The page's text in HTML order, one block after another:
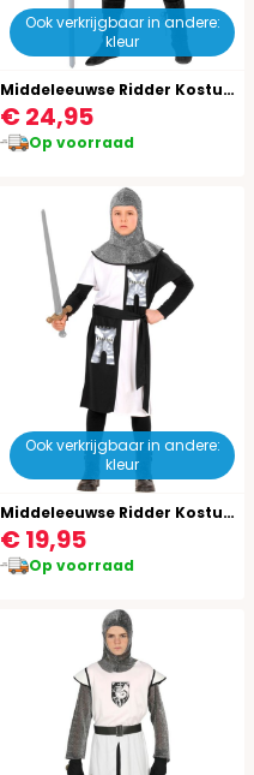
Ook verkrijgbaar in andere:
kleur
Middeleeuwse Ridder Kostuum Heren Rood
€ 24,95
Op voorraad
Ook verkrijgbaar in andere:
kleur
Middeleeuwse Ridder Kostuum Kind Wit
€ 19,95
Op voorraad